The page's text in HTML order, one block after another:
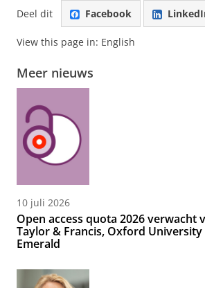
Deel dit Facebook
View this page in: English
Meer nieuws
10 juli 2026
Open access quota 2026 verwacht
Taylor & Francis, Oxford University
Emerald